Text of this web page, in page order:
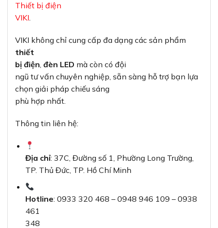
Thiết bị điện
VIKI.
VIKI không chỉ cung cấp đa dạng các sản phẩm
thiết
bị điện, đèn LED mà còn có đội
ngũ tư vấn chuyên nghiệp, sẵn sàng hỗ trợ bạn lựa
chọn giải pháp chiếu sáng
phù hợp nhất.
Thông tin liên hệ:
Địa chỉ: 37C, Đường số 1, Phường Long Trường,
TP. Thủ Đức, TP. Hồ Chí Minh
Hotline: 0933 320 468 – 0948 946 109 – 0938
461
348